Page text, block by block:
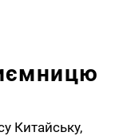
Китайську,